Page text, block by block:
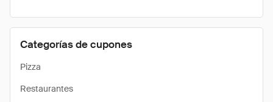
Categorías de cupones
Pizza
Restaurantes